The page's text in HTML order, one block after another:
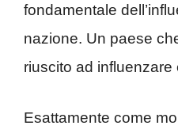
fondamentale
nazione. Un paese
riuscito ad influenzare
Esattamente come